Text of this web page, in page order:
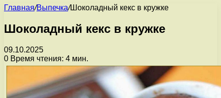
Главная/Выпечка/Шоколадный кекс в кружке
Шоколадный кекс в кружке
09.10.2025
0 Время чтения: 4 мин.